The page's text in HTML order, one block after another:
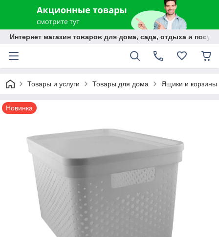
Интернет магазин товаров для дома, сада, отдыха и
Товары и услуги Товары для дома Ящики и корзины
Новинка